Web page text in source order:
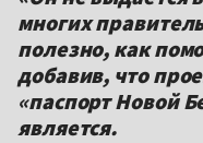
многих
полезно, как
добавив, что
«паспорт Новой
является.